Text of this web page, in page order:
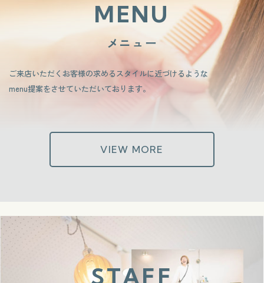
MENU
メニュー
ご来店いただくお客様の求めるスタイルに近づけるような
​​​​​​​menu提案をさせていただいております。
VIEW MORE
STAFF